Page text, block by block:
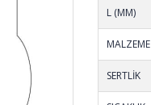
L (MM)
MALZEME
SERTLİK